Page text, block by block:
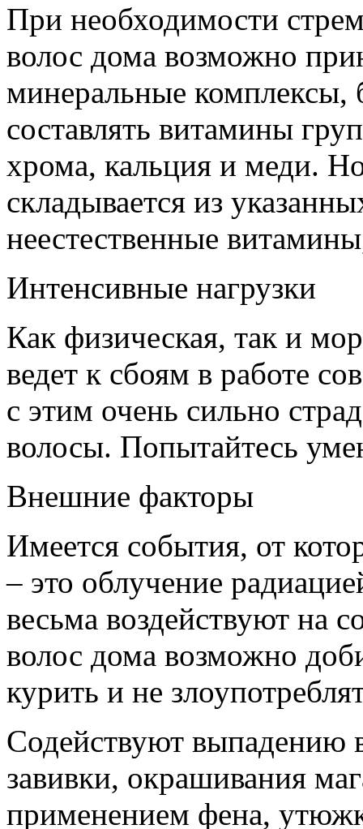
При необходимости
волос дома возможно
минеральные комплексы,
составлять витамины
хрома, кальция и меди.
складывается из
неестественные
Интенсивные нагрузки
Как физическая, так и
ведет к сбоям в работе
с этим очень сильно
волосы. Попытайтесь
Внешние факторы
Имеется события, от
– это облучение
весьма воздействуют на
волос дома возможно
курить и не
Содействуют выпадению
завивки, окрашивания
применением фена,